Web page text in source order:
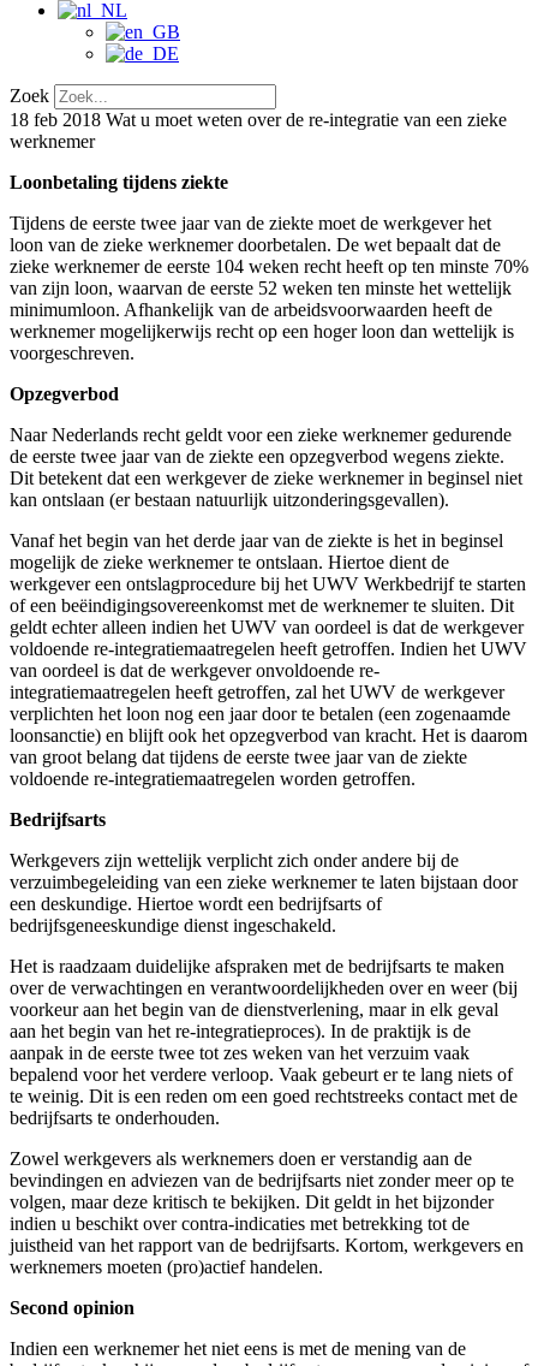
Zoek
18 feb 2018 Wat u moet weten over de re-integratie van een zieke
werknemer
Loonbetaling tijdens ziekte
Tijdens de eerste twee jaar van de ziekte moet de werkgever het
loon van de zieke werknemer doorbetalen. De wet bepaalt dat de
zieke werknemer de eerste 104 weken recht heeft op ten minste 70%
van zijn loon, waarvan de eerste 52 weken ten minste het wettelijk
minimumloon. Afhankelijk van de arbeidsvoorwaarden heeft de
werknemer mogelijkerwijs recht op een hoger loon dan wettelijk is
voorgeschreven.
Opzegverbod
Naar Nederlands recht geldt voor een zieke werknemer gedurende
de eerste twee jaar van de ziekte een opzegverbod wegens ziekte.
Dit betekent dat een werkgever de zieke werknemer in beginsel niet
kan ontslaan (er bestaan natuurlijk uitzonderingsgevallen).
Vanaf het begin van het derde jaar van de ziekte is het in beginsel
mogelijk de zieke werknemer te ontslaan. Hiertoe dient de
werkgever een ontslagprocedure bij het UWV Werkbedrijf te starten
of een beëindigingsovereenkomst met de werknemer te sluiten. Dit
geldt echter alleen indien het UWV van oordeel is dat de werkgever
voldoende re-integratiemaatregelen heeft getroffen. Indien het UWV
van oordeel is dat de werkgever onvoldoende re-
integratiemaatregelen heeft getroffen, zal het UWV de werkgever
verplichten het loon nog een jaar door te betalen (een zogenaamde
loonsanctie) en blijft ook het opzegverbod van kracht. Het is daarom
van groot belang dat tijdens de eerste twee jaar van de ziekte
voldoende re-integratiemaatregelen worden getroffen.
Bedrijfsarts
Werkgevers zijn wettelijk verplicht zich onder andere bij de
verzuimbegeleiding van een zieke werknemer te laten bijstaan door
een deskundige. Hiertoe wordt een bedrijfsarts of
bedrijfsgeneeskundige dienst ingeschakeld.
Het is raadzaam duidelijke afspraken met de bedrijfsarts te maken
over de verwachtingen en verantwoordelijkheden over en weer (bij
voorkeur aan het begin van de dienstverlening, maar in elk geval
aan het begin van het re-integratieproces). In de praktijk is de
aanpak in de eerste twee tot zes weken van het verzuim vaak
bepalend voor het verdere verloop. Vaak gebeurt er te lang niets of
te weinig. Dit is een reden om een goed rechtstreeks contact met de
bedrijfsarts te onderhouden.
Zowel werkgevers als werknemers doen er verstandig aan de
bevindingen en adviezen van de bedrijfsarts niet zonder meer op te
volgen, maar deze kritisch te bekijken. Dit geldt in het bijzonder
indien u beschikt over contra-indicaties met betrekking tot de
juistheid van het rapport van de bedrijfsarts. Kortom, werkgevers en
werknemers moeten (pro)actief handelen.
Second opinion
Indien een werknemer het niet eens is met de mening van de